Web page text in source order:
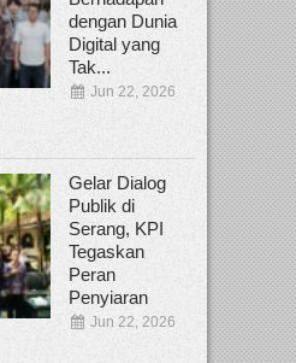
dengan Dunia
Digital yang
Tak...
Jun 22, 2026
Gelar Dialog
Publik di
Serang, KPI
Tegaskan
Peran
Penyiaran
Jun 22, 2026